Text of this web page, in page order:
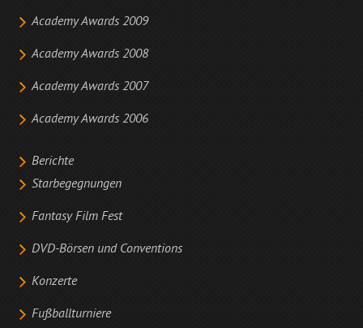
Academy Awards 2009
Academy Awards 2008
Academy Awards 2007
Academy Awards 2006
Berichte
Starbegegnungen
Fantasy Film Fest
DVD-Börsen und Conventions
Konzerte
Fußballturniere